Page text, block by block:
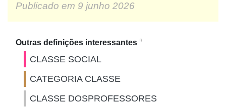
Publicado em 9 junho 2026
Outras definições interessantes 9
CLASSE SOCIAL
CATEGORIA CLASSE
CLASSE DOSPROFESSORES